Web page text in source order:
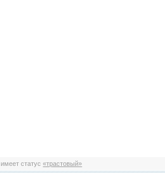
имеет статус«трастовый»